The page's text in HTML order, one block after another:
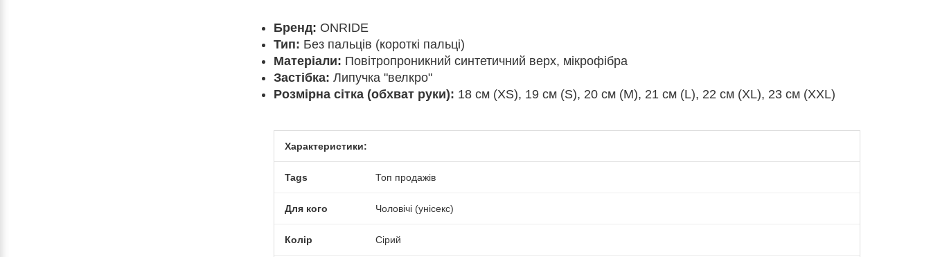
Бренд: ONRIDE
Тип: Без пальців (короткі пальці)
Матеріали: Повітропроникний синтетичний верх, мікрофібра
Застібка: Липучка "велкро"
Розмірна сітка (обхват руки): 18 см (XS), 19 см (S), 20 см (M), 21 см (L), 22 см (XL), 23 см (XXL)
Характеристики:
Tags Топ продажів
Для кого Чоловічі (унісекс)
Колір Сірий